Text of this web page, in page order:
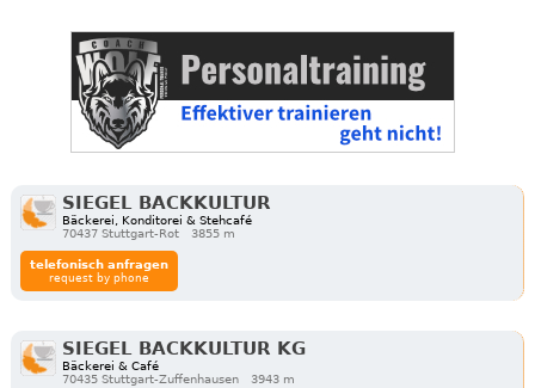
SIEGEL BACKKULTUR
Bäckerei, Konditorei & Stehcafé
70437 Stuttgart-Rot
3855 m
telefonisch anfragen
request by phone
SIEGEL BACKKULTUR KG
Bäckerei & Café
70435 Stuttgart-Zuffenhausen
3943 m